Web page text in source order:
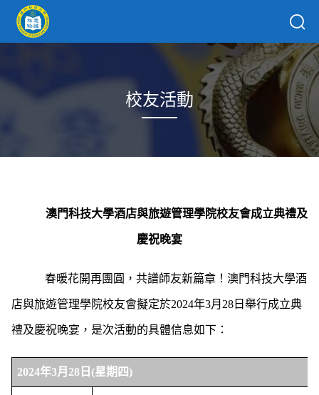
校友活動
澳門科技大學酒店與旅遊管理學院校友會成立典禮及
慶祝晚宴
春暖花開再團圓，共譜師友新篇章！澳門科技大學酒
店與旅遊管理學院校友會擬定於2024年3月 28 日舉行成立典
禮及慶祝晚宴， 是次活動的具體信息如下：
2024年3月 28 日 (星期四)